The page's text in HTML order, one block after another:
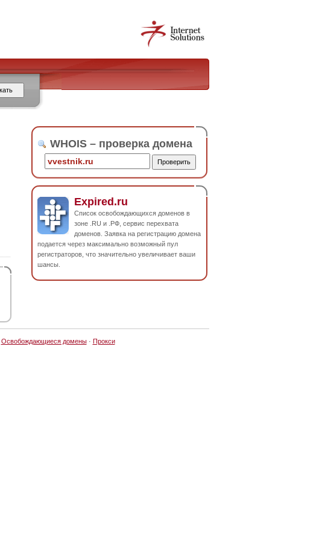
WHOIS – проверка домена
Expired.ru
Список освобождающихся доменов в
зоне .RU и .РФ, сервис перехвата
доменов. Заявка на регистрацию домена
подается через максимально возможный пул
регистраторов, что значительно увеличивает ваши
шансы.
Освобождающиеся домены· Прокси